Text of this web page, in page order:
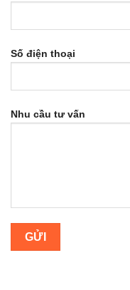
Số điện thoại
Nhu cầu tư vấn